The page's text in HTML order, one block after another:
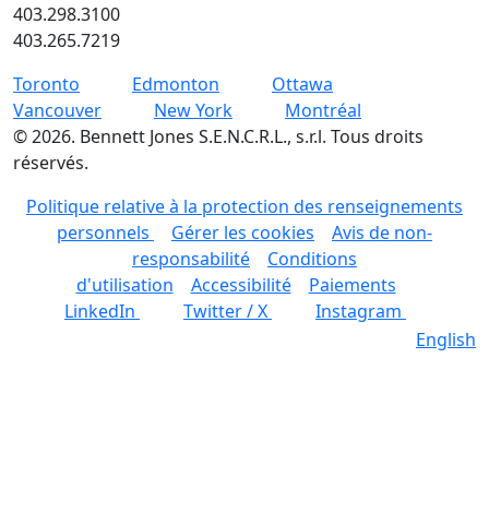
403.298.3100
403.265.7219
Toronto
Edmonton
Ottawa
Vancouver
New York
Montréal
©2026. Bennett Jones S.E.N.C.R.L., s.r.l. Tous droits
réservés.
Politique relative à la protection des renseignements
personnels
Gérer les cookies
Avis de non-
responsabilité
Conditions
d'utilisation
Accessibilité
Paiements
LinkedIn
Twitter / X
Instagram
English